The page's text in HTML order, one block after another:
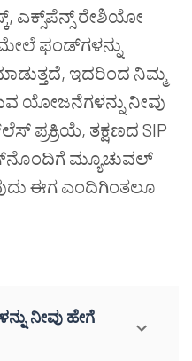
ಎಕ್ಸ್‌ಪೆನ್ಸ್ ರೇಶಿಯೋ
ಫಂಡ್‌ಗಳನ್ನು
ಇದರಿಂದ ನಿಮ್ಮ
ಯೋಜನೆಗಳನ್ನು ನೀವು
ಪ್ರಕ್ರಿಯೆ, ತಕ್ಷಣದ SIP
ಮ್ಯೂಚುವಲ್
ಈಗ ಎಂದಿಗಿಂತಲೂ
ನೀವು ಹೇಗೆ